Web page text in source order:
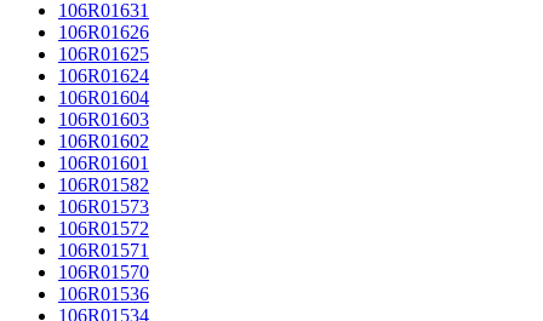
106R01631
106R01626
106R01625
106R01624
106R01604
106R01603
106R01602
106R01601
106R01582
106R01573
106R01572
106R01571
106R01570
106R01536
106R01534